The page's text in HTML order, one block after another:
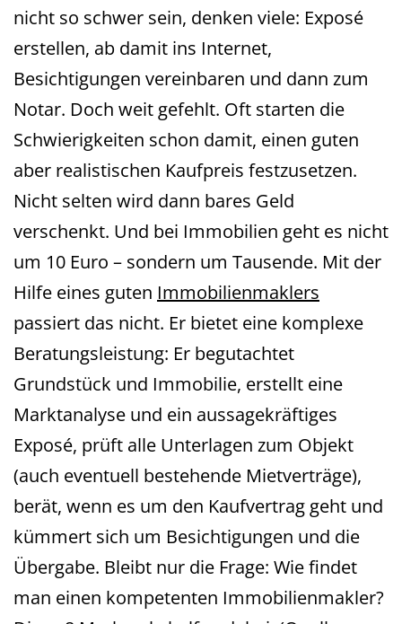
nicht so schwer sein, denken viele: Exposé
erstellen, ab damit ins Internet,
Besichtigungen vereinbaren und dann zum
Notar. Doch weit gefehlt. Oft starten die
Schwierigkeiten schon damit, einen guten
aber realistischen Kaufpreis festzusetzen.
Nicht selten wird dann bares Geld
verschenkt. Und bei Immobilien geht es nicht
um 10 Euro – sondern um Tausende. Mit der
Hilfe eines guten Immobilienmaklers
passiert das nicht. Er bietet eine komplexe
Beratungsleistung: Er begutachtet
Grundstück und Immobilie, erstellt eine
Marktanalyse und ein aussagekräftiges
Exposé, prüft alle Unterlagen zum Objekt
(auch eventuell bestehende Mietverträge),
berät, wenn es um den Kaufvertrag geht und
kümmert sich um Besichtigungen und die
Übergabe. Bleibt nur die Frage: Wie findet
man einen kompetenten Immobilienmakler?